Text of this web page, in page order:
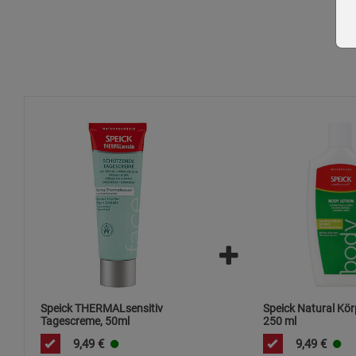
Speick THERMALsensitiv
Tagescreme, 50ml
9,49 €
Speick Natural
250 ml
9,49 €